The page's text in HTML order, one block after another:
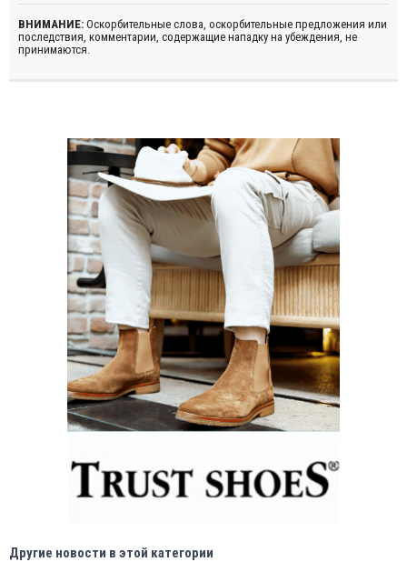
ВНИМАНИЕ: Оскорбительные слова, оскорбительные предложения или
последствия, комментарии, содержащие нападку на убеждения, не
принимаются.
Другие новости в этой категории